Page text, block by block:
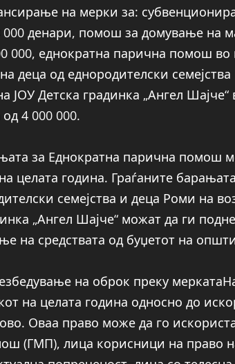
на мерки за:
000 денари, помош за домување на
000, еднократна парична помош
деца од еднородителски
ЈОУ Детска градинка „Ангел
4 000 000.
за Еднократна парична помош
целата година. Граѓаните
семејства и деца Роми на
„Ангел Шајче“ можат да ги
на средствата од буџетот на
на оброк преку
на целата година односно до
Оваа право може да го
(ГМП), лица корисници на право